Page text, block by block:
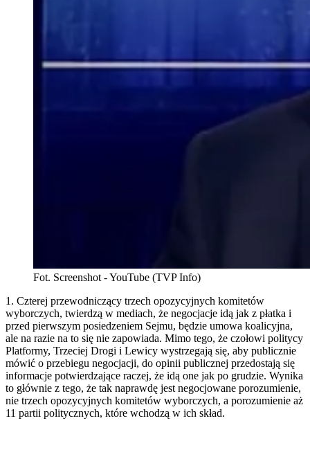
Fot. Screenshot - YouTube (TVP Info)
1. Czterej przewodniczący trzech opozycyjnych komitetów
wyborczych, twierdzą w mediach, że negocjacje idą jak z płatka i
przed pierwszym posiedzeniem Sejmu, będzie umowa koalicyjna,
ale na razie na to się nie zapowiada. Mimo tego, że czołowi politycy
Platformy, Trzeciej Drogi i Lewicy wystrzegają się, aby publicznie
mówić o przebiegu negocjacji, do opinii publicznej przedostają się
informacje potwierdzające raczej, że idą one jak po grudzie. Wynika
to głównie z tego, że tak naprawdę jest negocjowane porozumienie,
nie trzech opozycyjnych komitetów wyborczych, a porozumienie aż
11 partii politycznych, które wchodzą w ich skład.